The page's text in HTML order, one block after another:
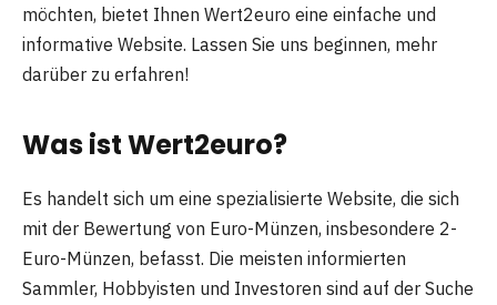
möchten, bietet Ihnen Wert2euro eine einfache und
informative Website. Lassen Sie uns beginnen, mehr
darüber zu erfahren!
Was ist Wert2euro?
Es handelt sich um eine spezialisierte Website, die sich
mit der Bewertung von Euro-Münzen, insbesondere 2-
Euro-Münzen, befasst. Die meisten informierten
Sammler, Hobbyisten und Investoren sind auf der Suche